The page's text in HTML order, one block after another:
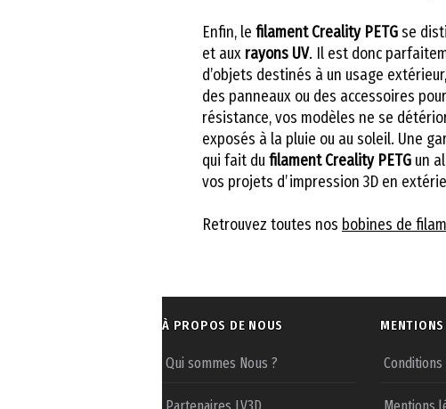
Enfin, le filament Creality PETGse
et aux rayons UV. Il est donc
d’objets destinés à un usage
des panneaux ou des accessoires
résistance, vos modèles ne se
exposés à la pluie ou au soleil. Une
qui fait du filament Creality PETG un
vos projets d’impression 3D en
Retrouvez toutes nos bobines de
À PROPOS DE NOUS
Qui sommes Nous ?
Partenaires LV3D
MENTIONS
Mentions